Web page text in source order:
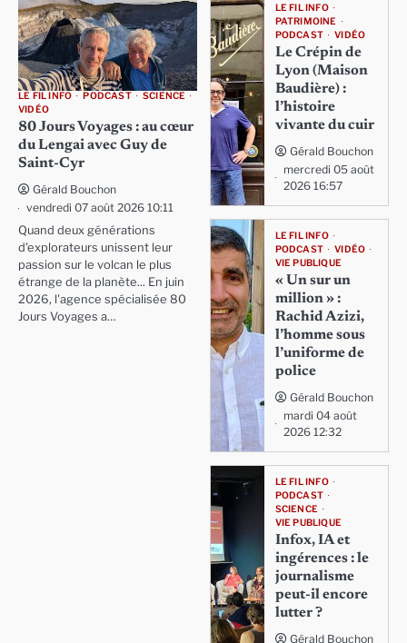
LE FIL INFO PODCAST
SCIENCE
VIDÉO
80 Jours Voyages : au cœur
du Lengai avec Guy de
Saint-Cyr
Gérald Bouchon
vendredi 07 août 2026 10:11
Quand deux générations
d'explorateurs unissent leur
passion sur le volcan le plus
étrange de la planète... En juin
2026, l'agence spécialisée 80
Jours Voyages a…
LE FIL INFO
PATRIMOINE
PODCAST
VIDÉO
Le Crépin de
Lyon (Maison
Baudière) :
l’histoire
vivante du cuir
Gérald Bouchon
mercredi 05 août
2026 16:57
LE FIL INFO
PODCAST
VIDÉO
VIE PUBLIQUE
« Un sur un
million » :
Rachid Azizi,
l’homme sous
l’uniforme de
police
Gérald Bouchon
mardi 04 août
2026 12:32
LE FIL INFO
PODCAST
SCIENCE
VIE PUBLIQUE
Infox, IA et
ingérences : le
journalisme
peut-il encore
lutter ?
Gérald Bouchon